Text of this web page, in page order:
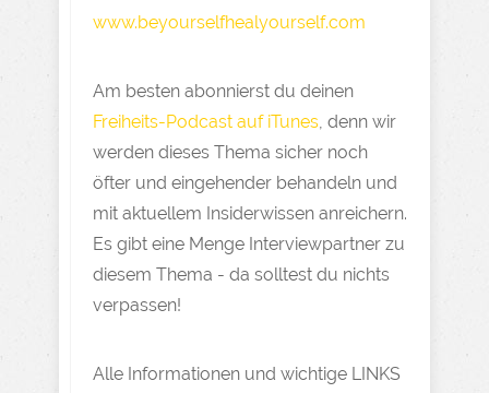
www.beyourselfhealyourself.com
Am besten abonnierst du deinen
Freiheits-Podcast auf iTunes, denn wir
werden dieses Thema sicher noch
öfter und eingehender behandeln und
mit aktuellem Insiderwissen anreichern.
Es gibt eine Menge Interviewpartner zu
diesem Thema - da solltest du nichts
verpassen!
Alle Informationen und wichtige LINKS